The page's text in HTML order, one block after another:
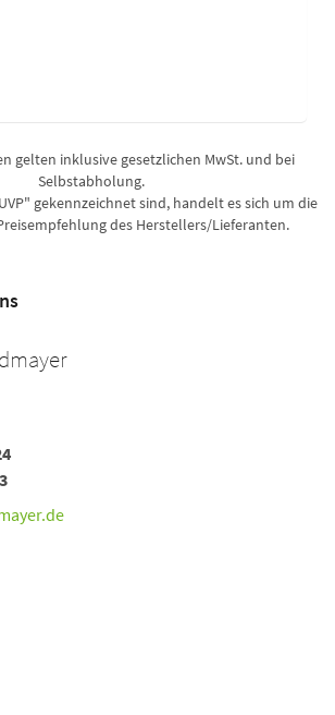
gelten inklusive gesetzlichen MwSt. und bei
Selbstabholung.
gekennzeichnet sind, handelt es sich um die
des Herstellers/Lieferanten.